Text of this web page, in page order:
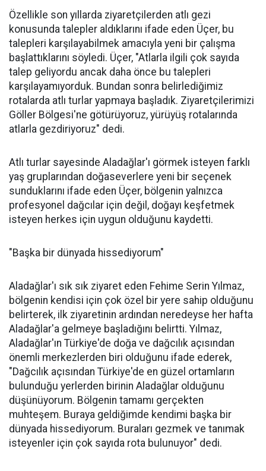
Özellikle son yıllarda ziyaretçilerden atlı gezi
konusunda talepler aldıklarını ifade eden Üçer, bu
talepleri karşılayabilmek amacıyla yeni bir çalışma
başlattıklarını söyledi. Üçer, "Atlarla ilgili çok sayıda
talep geliyordu ancak daha önce bu talepleri
karşılayamıyorduk. Bundan sonra belirlediğimiz
rotalarda atlı turlar yapmaya başladık. Ziyaretçilerimizi
Göller Bölgesi'ne götürüyoruz, yürüyüş rotalarında
atlarla gezdiriyoruz" dedi.
Atlı turlar sayesinde Aladağlar'ı görmek isteyen farklı
yaş gruplarından doğaseverlere yeni bir seçenek
sunduklarını ifade eden Üçer, bölgenin yalnızca
profesyonel dağcılar için değil, doğayı keşfetmek
isteyen herkes için uygun olduğunu kaydetti.
"Başka bir dünyada hissediyorum"
Aladağlar'ı sık sık ziyaret eden Fehime Serin Yılmaz,
bölgenin kendisi için çok özel bir yere sahip olduğunu
belirterek, ilk ziyaretinin ardından neredeyse her hafta
Aladağlar'a gelmeye başladığını belirtti. Yılmaz,
Aladağlar'ın Türkiye'de doğa ve dağcılık açısından
önemli merkezlerden biri olduğunu ifade ederek,
"Dağcılık açısından Türkiye'de en güzel ortamların
bulunduğu yerlerden birinin Aladağlar olduğunu
düşünüyorum. Bölgenin tamamı gerçekten
muhteşem. Buraya geldiğimde kendimi başka bir
dünyada hissediyorum. Buraları gezmek ve tanımak
isteyenler için çok sayıda rota bulunuyor" dedi.